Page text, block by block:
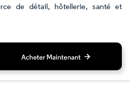
de détail, hôtellerie, santé et